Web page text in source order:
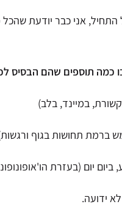
התחיל, אני כבר יודעת
כמה תוספים שהם הבסיס
במיינד, בלב)
ברמת תחושות בגוף
יום (בעזרת
ידועה.